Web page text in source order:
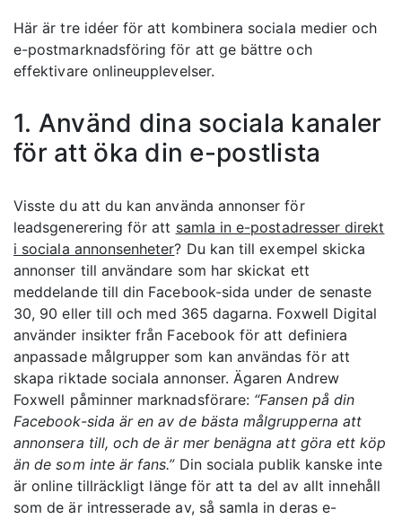
Här är tre idéer för att kombinera sociala medier och
e-postmarknadsföring för att ge bättre och
effektivare onlineupplevelser.
1. Använd dina sociala kanaler
för att öka din e-postlista
Visste du att du kan använda annonser för
leadsgenerering för att samla in e-postadresser direkt
i sociala annonsenheter? Du kan till exempel skicka
annonser till användare som har skickat ett
meddelande till din Facebook-sida under de senaste
30, 90 eller till och med 365 dagarna. Foxwell Digital
använder insikter från Facebook för att definiera
anpassade målgrupper som kan användas för att
skapa riktade sociala annonser. Ägaren Andrew
Foxwell påminner marknadsförare: “Fansen på din
Facebook-sida är en av de bästa målgrupperna att
annonsera till, och de är mer benägna att göra ett köp
än de som inte är fans.” Din sociala publik kanske inte
är online tillräckligt länge för att ta del av allt innehåll
som de är intresserade av, så samla in deras e-